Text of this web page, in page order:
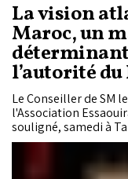
La vision
Maroc, un
l’autorité
Le Conseiller de SM
l'Association
souligné, samedi à
africaine du Maroc